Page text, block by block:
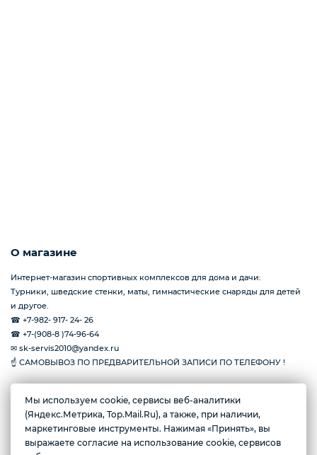
Кольцо баскетбольное
О магазине
Интернет-магазин спортивных комплексов для дома и дачи:
Турники, шведские стенки, маты, гимнастические снаряды для детей
и другое.
☎ +7-982- 917- 24- 26
☎ +7-(908-8 )74-96-64
✉ sk-servis2010@yandex.ru
☝ САМОВЫВОЗ ПО ПРЕДВАРИТЕЛЬНОЙ ЗАПИСИ ПО ТЕЛЕФОНУ !
г. Тюмень, ул. Амурская, 39
Пн-пт с 10:00 до 17:00
Мы используем cookie, сервисы веб-аналитики
(Яндекс.Метрика, Top.Mail.Ru), а также, при наличии,
маркетинговые инструменты. Нажимая «Принять», вы
выражаете согласие на использование cookie, сервисов
Желаете подозвать сотрудника